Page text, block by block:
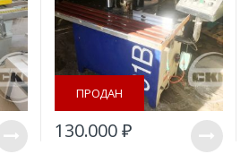
ПРОДАН
130.000₽